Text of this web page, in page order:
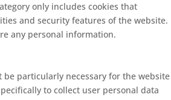
only includes cookies that
and security features of the website.
any personal information.
be particularly necessary for the website
to collect user personal data